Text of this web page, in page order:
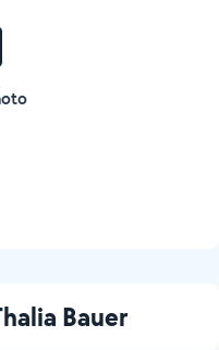
Bauer